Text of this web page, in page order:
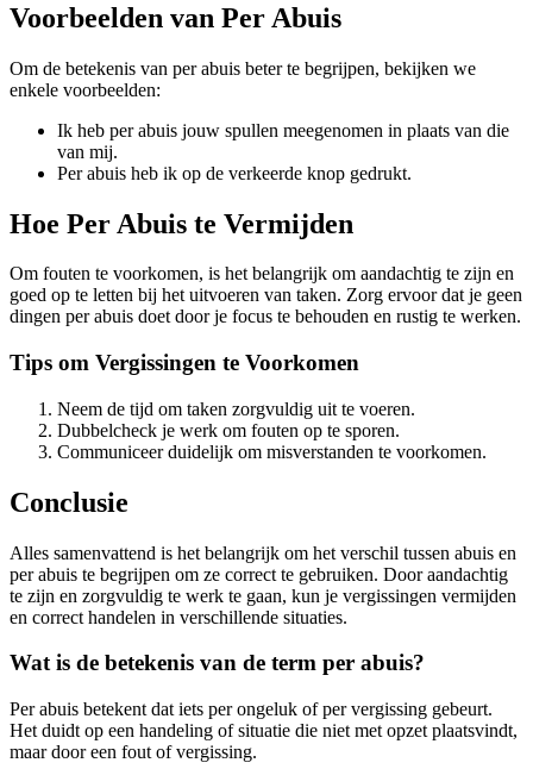
Voorbeelden van Per Abuis
Om de betekenis van per abuis beter te begrijpen, bekijken we
enkele voorbeelden:
Ik heb per abuis jouw spullen meegenomen in plaats van die
van mij.
Per abuis heb ik op de verkeerde knop gedrukt.
Hoe Per Abuis te Vermijden
Om fouten te voorkomen, is het belangrijk om aandachtig te zijn en
goed op te letten bij het uitvoeren van taken. Zorg ervoor dat je geen
dingen per abuis doet door je focus te behouden en rustig te werken.
Tips om Vergissingen te Voorkomen
Neem de tijd om taken zorgvuldig uit te voeren.
Dubbelcheck je werk om fouten op te sporen.
Communiceer duidelijk om misverstanden te voorkomen.
Conclusie
Alles samenvattend is het belangrijk om het verschil tussen abuis en
per abuis te begrijpen om ze correct te gebruiken. Door aandachtig
te zijn en zorgvuldig te werk te gaan, kun je vergissingen vermijden
en correct handelen in verschillende situaties.
Wat is de betekenis van de term per abuis?
Per abuis betekent dat iets per ongeluk of per vergissing gebeurt.
Het duidt op een handeling of situatie die niet met opzet plaatsvindt,
maar door een fout of vergissing.